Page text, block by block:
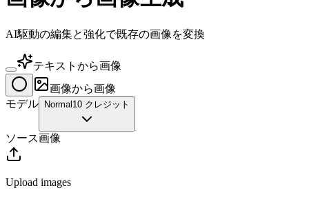
AI駆動の編集と強化で既存の画像を変換
テキストから画像
画像から画像
モデル
Normal 10 クレジット
ソース画像
Upload images